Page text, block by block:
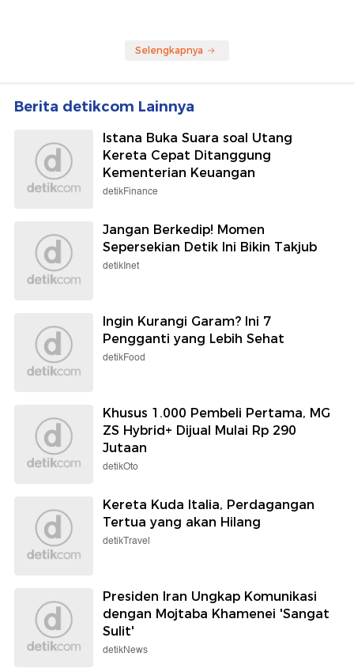
Selengkapnya
Berita detikcom Lainnya
Istana Buka Suara soal Utang
Kereta Cepat Ditanggung
Kementerian Keuangan
detikFinance
Jangan Berkedip! Momen
Sepersekian Detik Ini Bikin Takjub
detikInet
Ingin Kurangi Garam? Ini 7
Pengganti yang Lebih Sehat
detikFood
Khusus 1.000 Pembeli Pertama, MG
ZS Hybrid+ Dijual Mulai Rp 290
Jutaan
detikOto
Kereta Kuda Italia, Perdagangan
Tertua yang akan Hilang
detikTravel
Presiden Iran Ungkap Komunikasi
dengan Mojtaba Khamenei 'Sangat
Sulit'
detikNews